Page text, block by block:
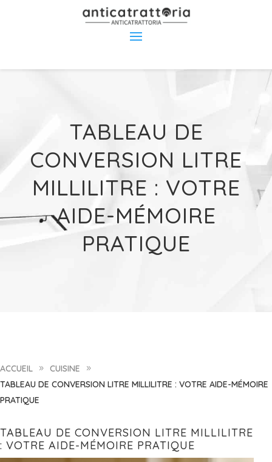
TABLEAU DE
CONVERSION LITRE
MILLILITRE : VOTRE
AIDE-MÉMOIRE
PRATIQUE
ACCUEIL 9 CUISINE 9
TABLEAU DE CONVERSION LITRE MILLILITRE : VOTRE AIDE-MÉMOIRE
PRATIQUE
TABLEAU DE CONVERSION LITRE MILLILITRE
: VOTRE AIDE-MÉMOIRE PRATIQUE